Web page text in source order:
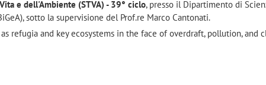
e dell'Ambiente (STVA) - 39° ciclo, presso il Dipartimento di
sotto la supervisione del Prof.re Marco Cantonati.
as refugia and key ecosystems in the face of overdraft, pollution, and